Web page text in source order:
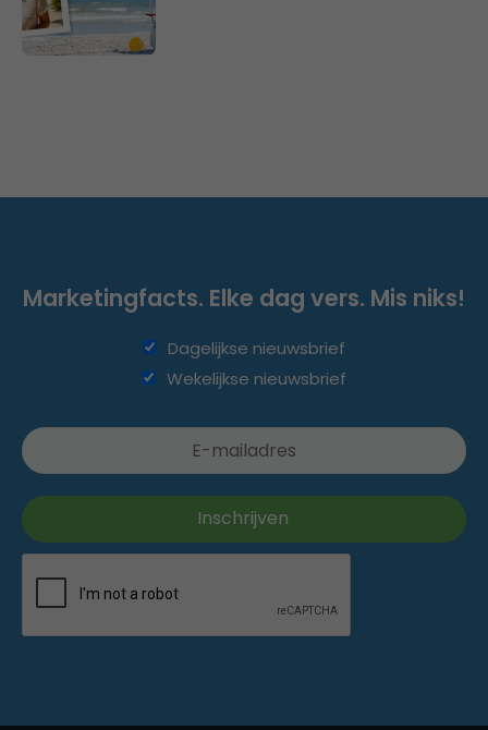
Marketingfacts. Elke dag vers. Mis niks!
Dagelijkse nieuwsbrief
Wekelijkse nieuwsbrief